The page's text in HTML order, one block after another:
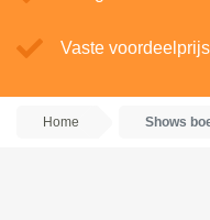
Vaste voordeelprijs
Home Shows